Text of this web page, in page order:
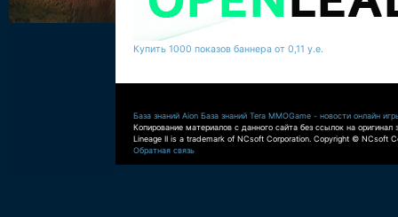
Купить 1000 показов баннера от 0,11 у.е.
База знаний Aion База знаний Tera MMOGame - новости онлайн
Копирование материалов с данного сайта без ссылок на оригинал
Lineage II is a trademark of NCsoft Corporation. Copyright © NCsoft
Обратная связь